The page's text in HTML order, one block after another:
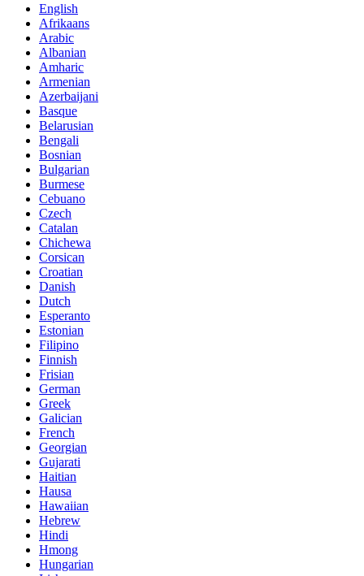
English
Afrikaans
Arabic
Albanian
Amharic
Armenian
Azerbaijani
Basque
Belarusian
Bengali
Bosnian
Bulgarian
Burmese
Cebuano
Czech
Catalan
Chichewa
Corsican
Croatian
Danish
Dutch
Esperanto
Estonian
Filipino
Finnish
Frisian
German
Greek
Galician
French
Georgian
Gujarati
Haitian
Hausa
Hawaiian
Hebrew
Hindi
Hmong
Hungarian